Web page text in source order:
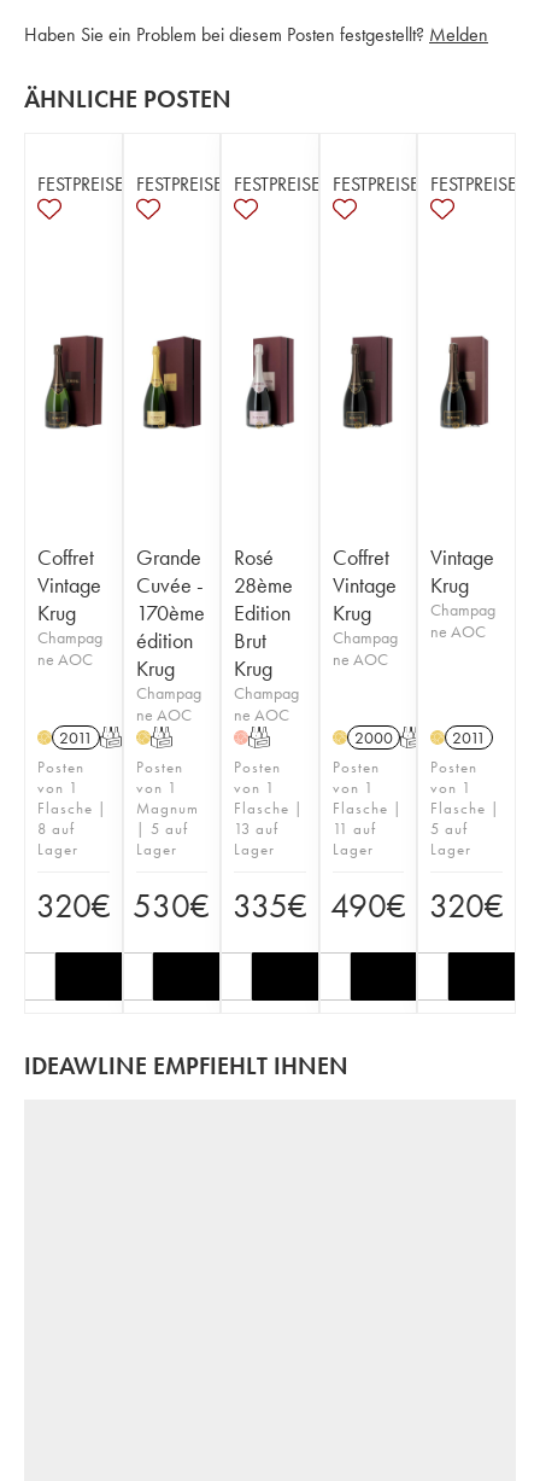
Haben Sie ein Problem bei diesem Posten festgestellt? Melden
ÄHNLICHE POSTEN
FESTPREISE
Coffret
Vintage
Krug
Champag
ne AOC
H 2011 T
Posten
von 1
Flasche |
8 auf
Lager
320€
FESTPREISE
Grande
Cuvée -
170ème
édition
Krug
Champag
ne AOC
HT
Posten
von 1
Magnum
| 5 auf
Lager
530€
FESTPREISE
Rosé
28ème
Edition
Brut
Krug
Champag
ne AOC
HT
Posten
von 1
Flasche |
13 auf
Lager
335€
FESTPREISE
Coffret
Vintage
Krug
Champag
ne AOC
H 2000 T
Posten
von 1
Flasche |
11 auf
Lager
490€
FESTPREISE
Vintage
Krug
Champag
ne AOC
H 2011
Posten
von 1
Flasche |
5 auf
Lager
320€
IDEAWLINE EMPFIEHLT IHNEN